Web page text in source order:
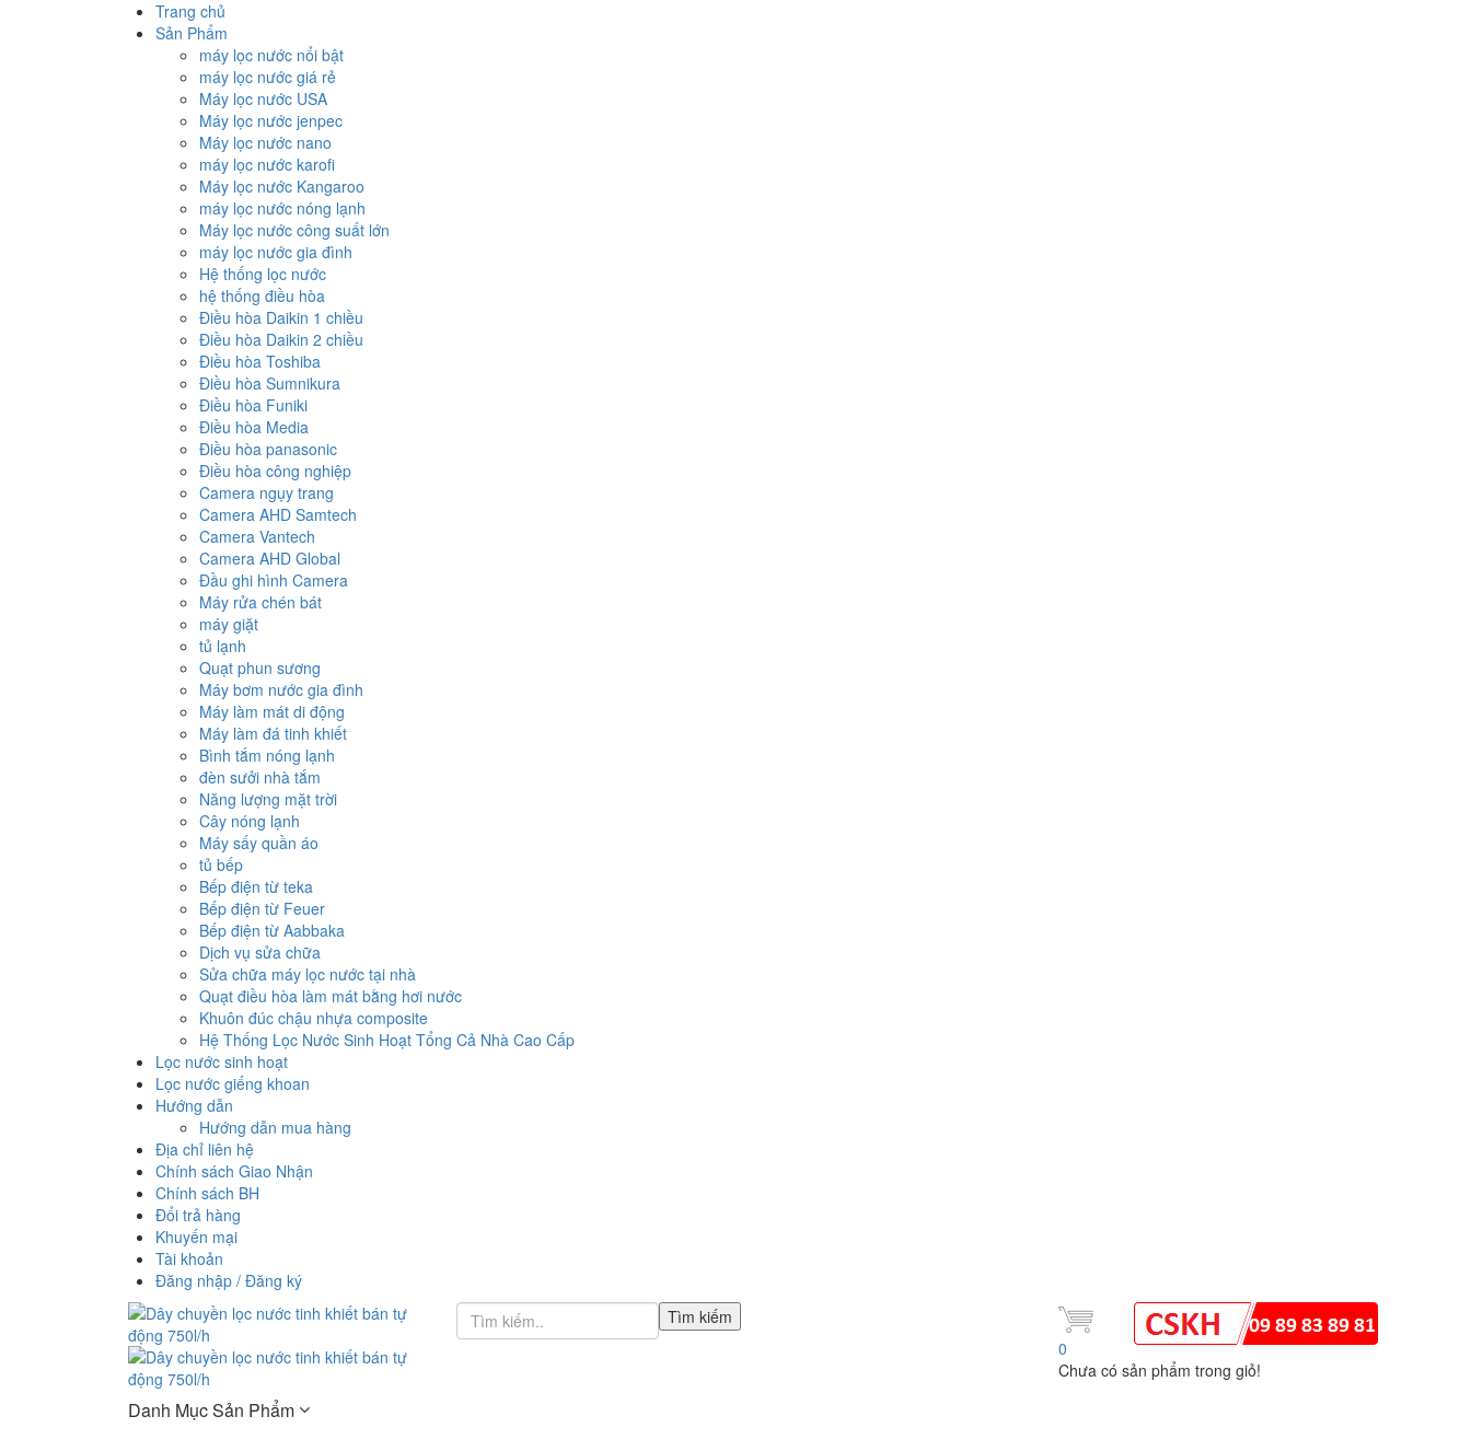
Trang chủ
Sản Phẩm
máy lọc nước nổi bật
máy lọc nước giá rẻ
Máy lọc nước USA
Máy lọc nước jenpec
Máy lọc nước nano
máy lọc nước karofi
Máy lọc nước Kangaroo
máy lọc nước nóng lạnh
Máy lọc nước công suất lớn
máy lọc nước gia đình
Hệ thống lọc nước
hệ thống điều hòa
Điều hòa Daikin 1 chiều
Điều hòa Daikin 2 chiều
Điều hòa Toshiba
Điều hòa Sumnikura
Điều hòa Funiki
Điều hòa Media
Điều hòa panasonic
Điều hòa công nghiệp
Camera ngụy trang
Camera AHD Samtech
Camera Vantech
Camera AHD Global
Đầu ghi hình Camera
Máy rửa chén bát
máy giặt
tủ lạnh
Quạt phun sương
Máy bơm nước gia đình
Máy làm mát di động
Máy làm đá tinh khiết
Bình tắm nóng lạnh
đèn sưởi nhà tắm
Năng lượng mặt trời
Cây nóng lạnh
Máy sấy quần áo
tủ bếp
Bếp điện từ teka
Bếp điện từ Feuer
Bếp điện từ Aabbaka
Dịch vụ sửa chữa
Sửa chữa máy lọc nước tại nhà
Quạt điều hòa làm mát bằng hơi nước
Khuôn đúc chậu nhựa composite
Hệ Thống Lọc Nước Sinh Hoạt Tổng Cả Nhà Cao Cấp
Lọc nước sinh hoạt
Lọc nước giếng khoan
Hướng dẫn
Hướng dẫn mua hàng
Địa chỉ liên hệ
Chính sách Giao Nhận
Chính sách BH
Đổi trả hàng
Khuyến mại
Tài khoản
Đăng nhập / Đăng ký
Tìm kiếm
0
Chưa có sản phẩm trong giỏ!
Danh Mục Sản Phẩm